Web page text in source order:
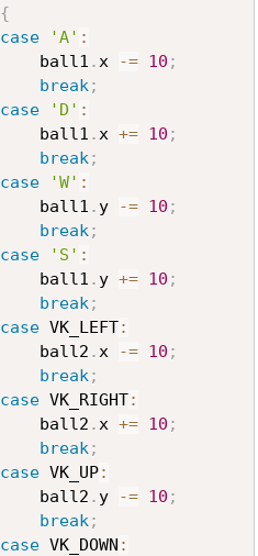
{
case
'A' :
					ball1
.x -= 10 ;
break;
case
'D' :
					ball1
.x += 10 ;
break;
case
'W' :
					ball1
. y -= 10 ;
break;
case
'S' :
					ball1
. y += 10 ;
break;
case VK_LEFT:
					ball2
.x -= 10 ;
break;
case VK_RIGHT:
					ball2
.x += 10 ;
break;
case VK_UP:
					ball2
. y -= 10 ;
break;
case VK_DOWN :